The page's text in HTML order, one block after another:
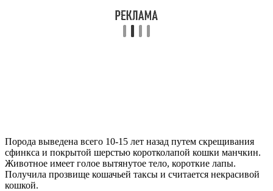
Порода выведена всего 10-15 лет назад путем скрещивания
сфинкса и покрытой шерстью коротколапой кошки манчкин.
Животное имеет голое вытянутое тело, короткие лапы.
Получила прозвище кошачьей таксы и считается некрасивой
кошкой.